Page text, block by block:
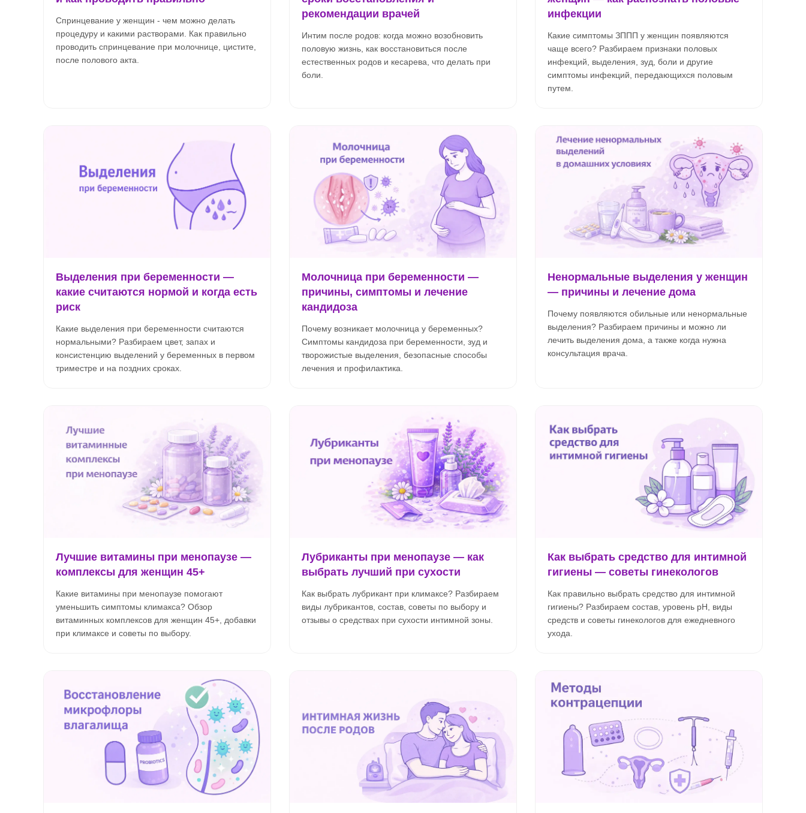
Спринцевание у женщин - чем можно делать
процедуру и какими растворами. Как правильно
проводить спринцевание при молочнице, цистите,
после полового акта.
рекомендации врачей
Интим после родов: когда можно возобновить
половую жизнь, как восстановиться после
естественных родов и кесарева, что делать при
боли.
инфекции
Какие симптомы ЗППП у женщин появляются
чаще всего? Разбираем признаки половых
инфекций, выделения, зуд, боли и другие
симптомы инфекций, передающихся половым
путем.
Выделения при беременности —
какие считаются нормой и когда есть
риск
Какие выделения при беременности считаются
нормальными? Разбираем цвет, запах и
консистенцию выделений у беременных в первом
триместре и на поздних сроках.
Молочница при беременности —
причины, симптомы и лечение
кандидоза
Почему возникает молочница у беременных?
Симптомы кандидоза при беременности, зуд и
творожистые выделения, безопасные способы
лечения и профилактика.
Ненормальные выделения у женщин
— причины и лечение дома
Почему появляются обильные или ненормальные
выделения? Разбираем причины и можно ли
лечить выделения дома, а также когда нужна
консультация врача.
Лучшие витамины при менопаузе —
комплексы для женщин 45+
Какие витамины при менопаузе помогают
уменьшить симптомы климакса? Обзор
витаминных комплексов для женщин 45+, добавки
при климаксе и советы по выбору.
Лубриканты при менопаузе — как
выбрать лучший при сухости
Как выбрать лубрикант при климаксе? Разбираем
виды лубрикантов, состав, советы по выбору и
отзывы о средствах при сухости интимной зоны.
Как выбрать средство для интимной
гигиены — советы гинекологов
Как правильно выбрать средство для интимной
гигиены? Разбираем состав, уровень pH, виды
средств и советы гинекологов для ежедневного
ухода.